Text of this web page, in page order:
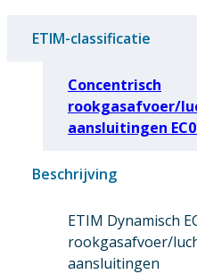
ETIM-classificatie
Concentrisch
rookgasafvoer/
aansluitingen
Beschrijving
ETIM Dynamisch
rookgasafvoer/
aansluitingen